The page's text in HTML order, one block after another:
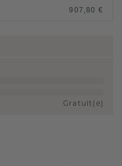
907,80 €
Gratuit(e)